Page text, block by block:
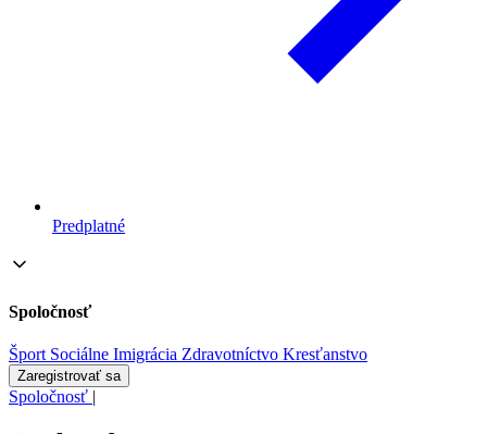
Predplatné
Spoločnosť
Šport Sociálne Imigrácia Zdravotníctvo Kresťanstvo
Zaregistrovať sa
Spoločnosť |